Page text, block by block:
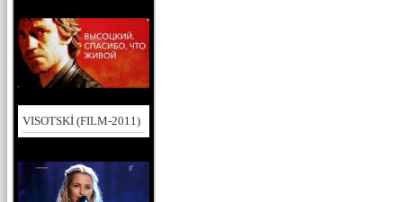
VISOTSKİ (FILM-2011)